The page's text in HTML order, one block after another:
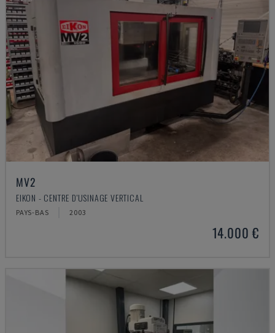
MV2
EIKON - CENTRE D'USINAGE VERTICAL
PAYS-BAS 2003
14.000 €